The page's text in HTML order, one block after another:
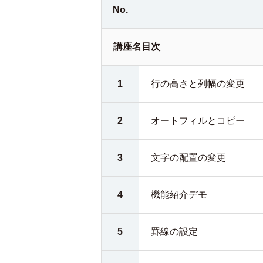
No.
講座名目次
1 行の高さと列幅の変更
2 オートフィルとコピー
3 文字の配置の変更
4 機能紹介デモ
5 罫線の設定